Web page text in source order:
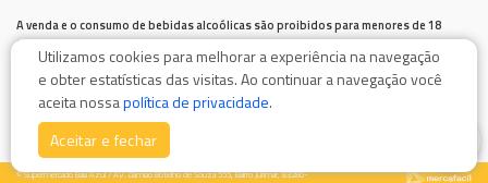
A venda e o consumo de bebidas alcoólicas são proibidos para menores de 18
anos.
Bebida alcoólica pode causar dependência química e, em excesso, provoca graves males à saúde.
Beba com moderação
© Supermercado Baía Azul / AV. Damiao Botelho de Souza 555, Bairro Jurimar, 83280-
Utilizamos cookies para melhorar a experiência na navegação
e obter estatísticas das visitas. Ao continuar a navegação você
aceita nossapolítica de privacidade.
Aceitar e fechar